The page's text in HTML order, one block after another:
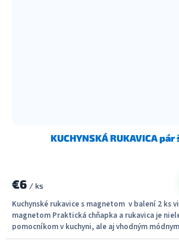
KUCHYNSKÁ RUKAVICA
€6 / ks
Kuchynské rukavice s magnetom v balení 2 ks
magnetom Praktická chňapka a rukavica je
pomocníkom v kuchyni, ale aj vhodným